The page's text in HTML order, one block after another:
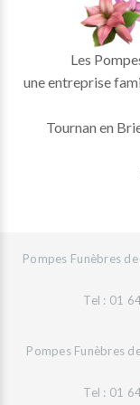
Les
une entreprise
Tournan en
Pompes Funèbres
Tel : 01
Pompes Funèbres
Tel : 01